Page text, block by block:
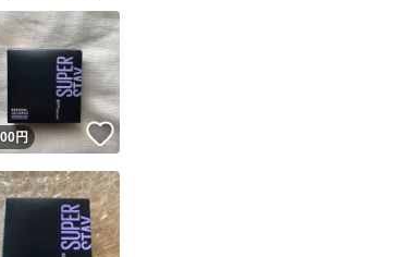
り、発送を保証しているものではありません
ユーザーは高頻度で24時間以内＆設定した発送日数内に発送してい
ユーザーは高頻度で24時間以内に発送しています
ユーザーは設定した発送日数内に発送しています
キャンセル
！
円 いいね！